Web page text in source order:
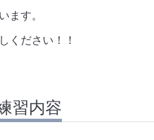
ます。
ください！！
習内容